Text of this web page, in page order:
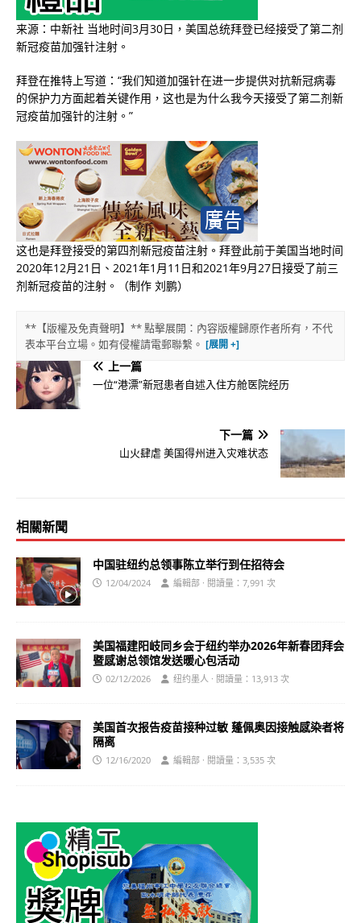
来源：中新社 当地时间3月30日，美国总统拜登已经接受了第二剂
新冠疫苗加强针注射。
拜登在推特上写道：“我们知道加强针在进一步提供对抗新冠病毒
的保护力方面起着关键作用，这也是为什么我今天接受了第二剂新
冠疫苗加强针的注射。”
这也是拜登接受的第四剂新冠疫苗注射。拜登此前于美国当地时间
2020年12月21日、2021年1月11日和2021年9月27日接受了前三
剂新冠疫苗的注射。（制作 刘鹏）
**【版權及免責聲明】** 點擊展開：內容版權歸原作者所有，不代
表本平台立場。如有侵權請電郵聯繫。
上一篇
一位“港漂”新冠患者自述入住方舱医院经历
下一篇
山火肆虐 美国得州进入灾难状态
相關新聞
中国驻纽约总领事陈立举行到任招待会
12/04/2024 編輯部 · 閱讀量：7,991 次
美国福建阳岐同乡会于纽约举办2026年新春团拜会
暨感谢总领馆发送暖心包活动
02/12/2026 纽约墨人 · 閱讀量：13,913 次
美国首次报告疫苗接种过敏 蓬佩奥因接触感染者将
隔离
12/16/2020 編輯部 · 閱讀量：3,535 次